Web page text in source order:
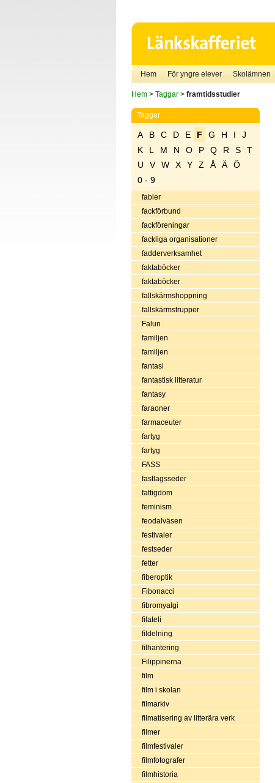
Hem För yngre elever Skolämnen
Hem> Taggar> framtidsstudier
Taggar
A B C D E F G H I
J
K
L M N O P Q R S
T
U
V W X Y Z Å Ä
Ö
0 - 9
fabler
fackförbund
fackföreningar
fackliga organisationer
fadderverksamhet
faktaböcker
faktaböcker
fallskärmshoppning
fallskärmstrupper
Falun
familjen
familjen
fantasi
fantastisk litteratur
fantasy
faraoner
farmaceuter
fartyg
fartyg
FASS
fastlagsseder
fattigdom
feminism
feodalväsen
festivaler
festseder
fetter
fiberoptik
Fibonacci
fibromyalgi
filateli
fildelning
filhantering
Filippinerna
film
film i skolan
filmarkiv
filmatisering av litterära verk
filmer
filmfestivaler
filmfotografer
filmhistoria